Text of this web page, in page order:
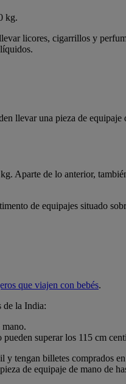
kg.
licores, cigarrillos y
llevar una pieza de
Aparte de lo anterior,
de equipajes situado
que viajen con bebés.
de la India:
pueden superar los 115 cm
tengan billetes comprados
de equipaje de mano de